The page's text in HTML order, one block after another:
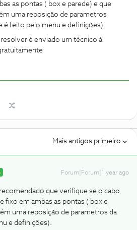
as pontas ( box e parede) e que
uma reposição de parametros
é feito pelo menu e definições).
é enviado um técnico á
Mais antigos primeiro
Forum|Forum|1 year ago
que verifique se o cabo
fixo em ambas as pontas ( box e
uma reposição de parametros da
e definições).